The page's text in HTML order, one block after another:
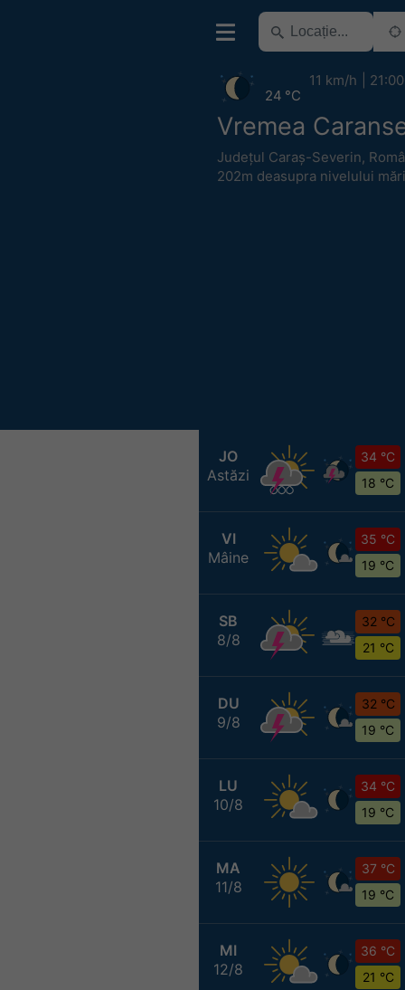
Vremea
Județul Caraș-Severin,
202m deasupra nivelului
24 °C
11 km/h 21:00
JO
Astăzi
34 °C
18 °C
VI
Mâine
35 °C
19 °C
SB
8/8
32 °C
21 °C
DU
9/8
32 °C
19 °C
LU
10/8
34 °C
19 °C
MA
11/8
37 °C
19 °C
MI
12/8
36 °C
21 °C